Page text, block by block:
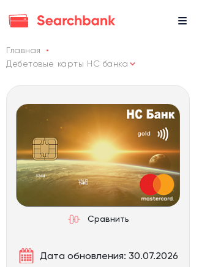
Главная
Дебетовые карты НС банка
Сравнить
Дата обновления: 30.07.2026